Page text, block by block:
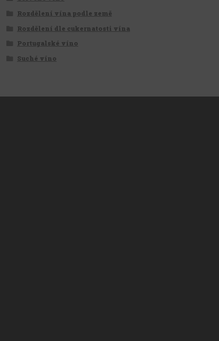
Rozdělení vína podle země
Rozdělení dle cukernatosti vína
Portugalské víno
Suché víno